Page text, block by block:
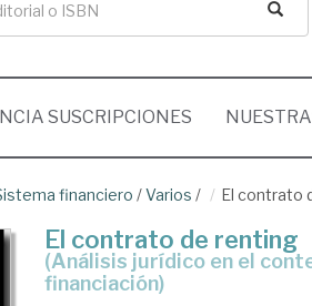
SUSCRIPCIONES
financiero /Varios / El contrato
El contrato de renting
(análisis jurídico en el contexto de los actuales instrumentos de
financiación)